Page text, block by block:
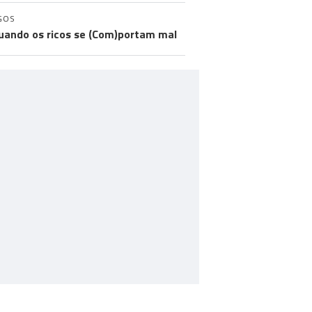
os ricos se (Com)portam mal